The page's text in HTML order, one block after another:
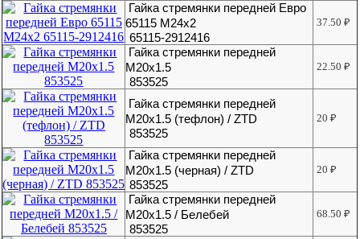
Гайка стремянки передней Евро
65115 М24х2
65115-2912416
37.50₽
Гайка стремянки передней
М20х1.5
853525
22.50₽
Гайка стремянки передней
М20х1.5 (тефлон) / ZTD
853525
20₽
Гайка стремянки передней
М20х1.5 (черная) / ZTD
853525
20₽
Гайка стремянки передней
М20х1.5 / Белебей
853525
68.50₽